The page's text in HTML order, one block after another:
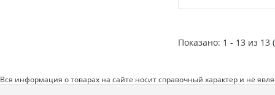
Показано: 1 - 13 из 13
Вся информация о товарах на сайте носит справочный характер и не